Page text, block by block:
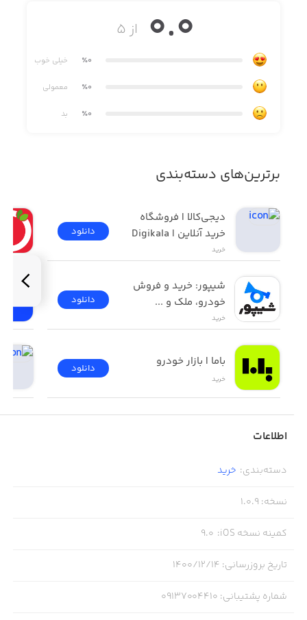
از ۵ 0.0
٪0 خیلی خوب
٪0 معمولی
٪0 بد
برترین‌های دسته‌بندی
خرید آنلاین | Digikala
خرید
دانلود
خودرو، ملک و ...
خرید
دانلود
باما | بازار خودرو
خرید
دانلود
اطلاعات
دسته‌بندی: خرید
نسخه:
1.0.9
کمینه نسخه iOS :
9.0
تاریخ بروزرسانی: ۱۴۰۰/۱۲/۱۴
شماره پشتیبانی:
09137004410